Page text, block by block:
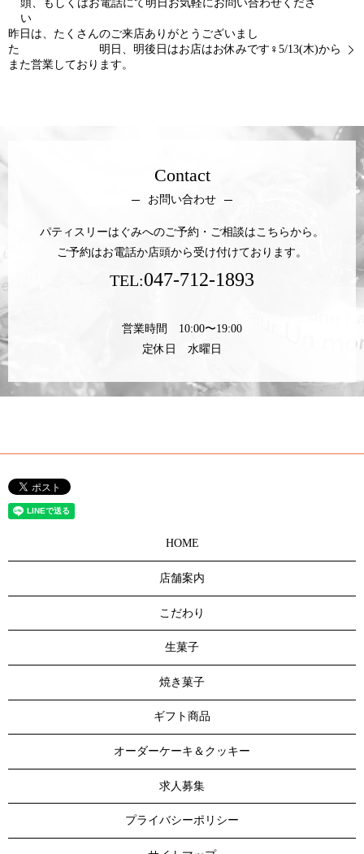
頭、もしくはお電話にて明日お気軽にお問い合わせくださ
い
昨日は、たくさんのご来店ありがとうございまし
た 明日、明後日はお店はお休みです‍♀️5/13(木)から
また営業しております。
Contact
お問い合わせ
パティスリーはぐみへのご予約・ご相談はこちらから。
ご予約はお電話か店頭から受け付けております。
TEL:047-712-1893
営業時間 10:00〜19:00
定休日 水曜日
HOME
店舗案内
こだわり
生菓子
焼き菓子
ギフト商品
オーダーケーキ＆クッキー
求人募集
プライバシーポリシー